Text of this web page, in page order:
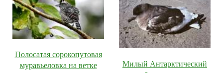
Полосатая сорокопутовая
муравьеловка на ветке
Милый Антарктический